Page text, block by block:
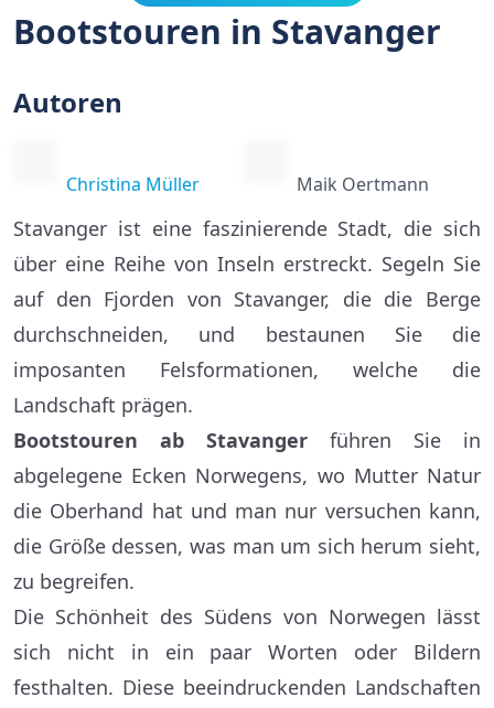
Bootstouren in Stavanger
Autoren
Christina Müller Maik Oertmann
Stavanger ist eine faszinierende Stadt, die sich
über eine Reihe von Inseln erstreckt. Segeln Sie
auf den Fjorden von Stavanger, die die Berge
durchschneiden, und bestaunen Sie die
imposanten Felsformationen, welche die
Landschaft prägen.
Bootstouren ab Stavanger führen Sie in
abgelegene Ecken Norwegens, wo Mutter Natur
die Oberhand hat und man nur versuchen kann,
die Größe dessen, was man um sich herum sieht,
zu begreifen.
Die Schönheit des Südens von Norwegen lässt
sich nicht in ein paar Worten oder Bildern
festhalten. Diese beeindruckenden Landschaften